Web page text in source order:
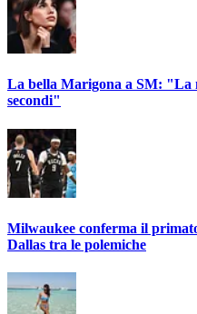
La bella Marigona a SM: "La
secondi"
Milwaukee conferma il
Dallas tra le polemiche